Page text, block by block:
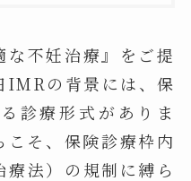
な不妊治療』をご提
IMRの背景には、保
診療形式がありま
こそ、保険診療枠内
療法）の規制に縛ら